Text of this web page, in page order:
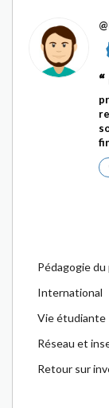
Pédagogie
International
Vie étudiante
Réseau et
Retour sur